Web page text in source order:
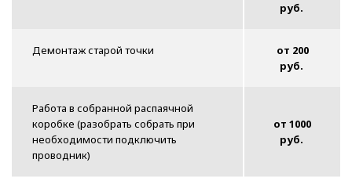
руб.
Демонтаж старой точки
от 200
руб.
Работа в собранной распаячной
коробке (разобрать собрать при
необходимости подключить
проводник)
от 1000
руб.